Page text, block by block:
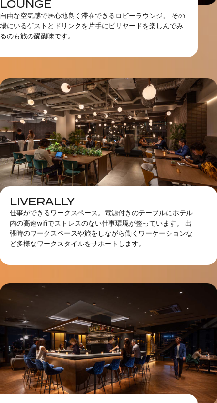
LOUNGE
自由な空気感で居心地良く滞在できるロビーラウンジ。 ​その
場にいるゲストとドリンクを片手にビリヤードを楽しんでみ
るのも旅の醍醐味です。
LIVERALLY
仕事ができるワークスペース。電源付きのテーブルにホテル
内の高速wifiでストレスのない仕事環境が整っています。​ 出
張時のワークスペースや旅をしながら働くワーケーションな
ど多様なワークスタイルをサポートします。